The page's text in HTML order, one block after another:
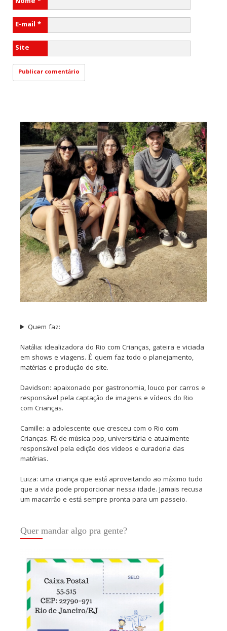
E-mail *
Site
Quem faz:
Natália: idealizadora do Rio com Crianças, gateira e viciada
em shows e viagens. É quem faz todo o planejamento,
matérias e produção do site.
Davidson: apaixonado por gastronomia, louco por carros e
responsável pela captação de imagens e vídeos do Rio
com Crianças.
Camille: a adolescente que cresceu com o Rio com
Crianças. Fã de música pop, universitária e atualmente
responsável pela edição dos vídeos e curadoria das
matérias.
Luiza: uma criança que está aproveitando ao máximo tudo
que a vida pode proporcionar nessa idade. Jamais recusa
um macarrão e está sempre pronta para um passeio.
Quer mandar algo pra gente?